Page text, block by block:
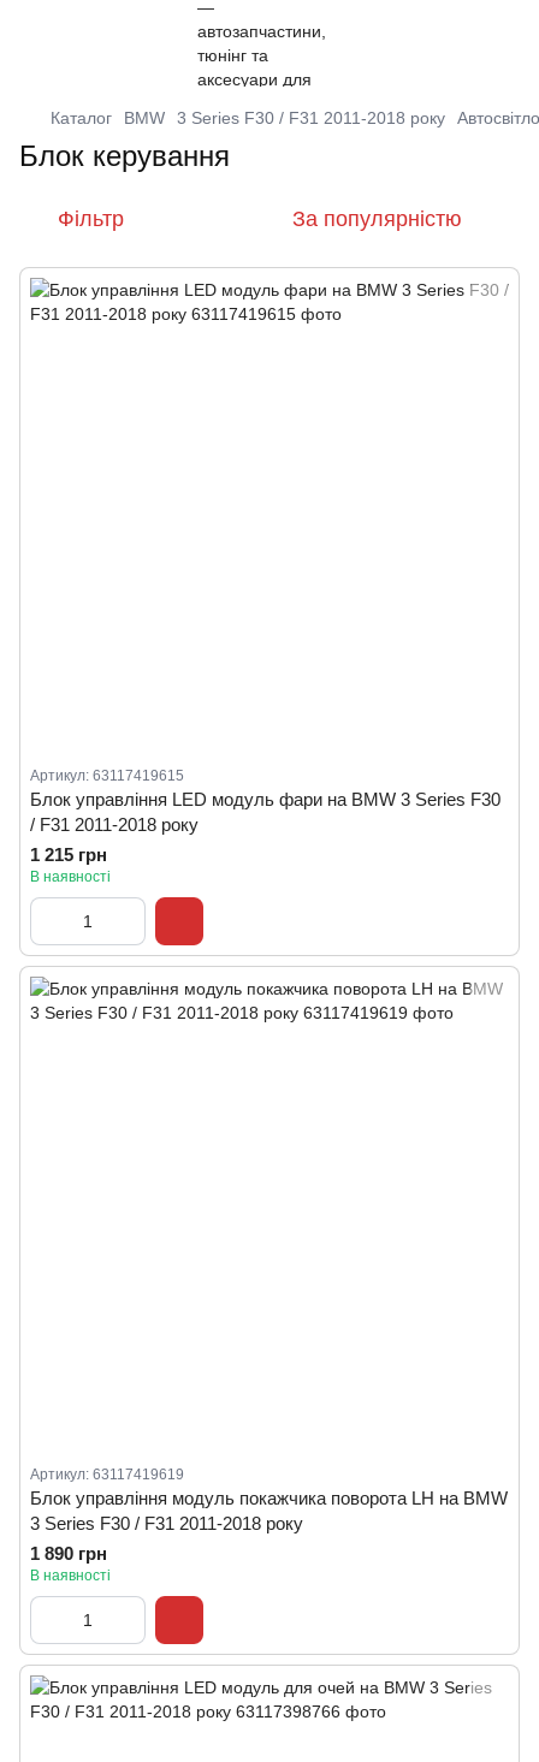
Каталог BMW 3 Series F30 / F31 2011-2018 року Автосвітло
Блок керування
Фільтр За популярністю
Артикул: 63117419615
Блок управління LED модуль фари на BMW 3 Series F30
/ F31 2011-2018 року
1 215 грн
В наявності
Артикул: 63117419619
Блок управління модуль покажчика поворота LH на BMW
3 Series F30 / F31 2011-2018 року
1 890 грн
В наявності